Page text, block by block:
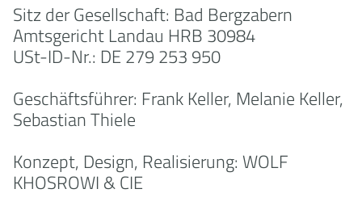
Sitz der Gesellschaft: Bad Bergzabern
Amtsgericht Landau HRB 30984
USt-ID-Nr.: DE 279 253 950
Geschäftsführer: Frank Keller, Melanie Keller,
Sebastian Thiele
Konzept, Design, Realisierung: WOLF
KHOSROWI & CIE